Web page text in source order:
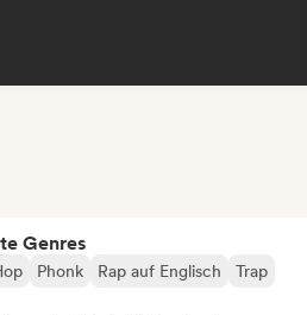
Genres
Phonk Rap auf Englisch Trap